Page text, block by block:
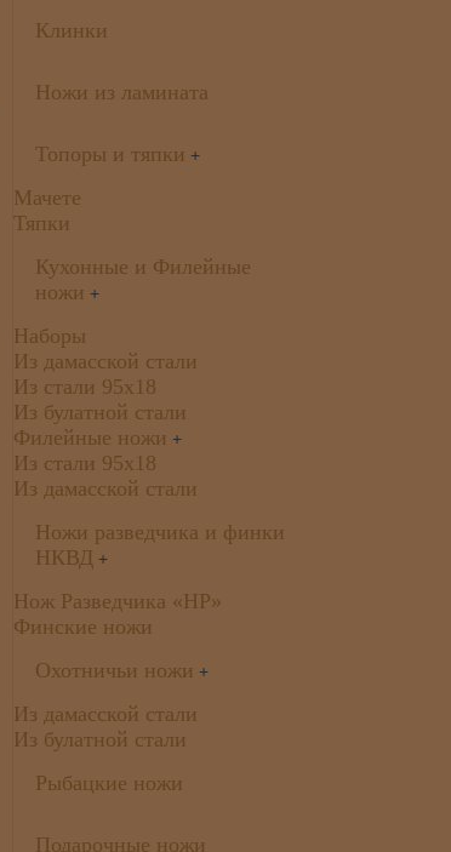
Клинки
Ножи из ламината
Топоры и тяпки +
Мачете
Тяпки
Кухонные и Филейные
ножи +
Наборы
Из дамасской стали
Из стали 95х18
Из булатной стали
Филейные ножи +
Из стали 95х18
Из дамасской стали
Ножи разведчика и финки
НКВД +
Нож Разведчика «НР»
Финские ножи
Охотничьи ножи +
Из дамасской стали
Из булатной стали
Рыбацкие ножи
Подарочные ножи